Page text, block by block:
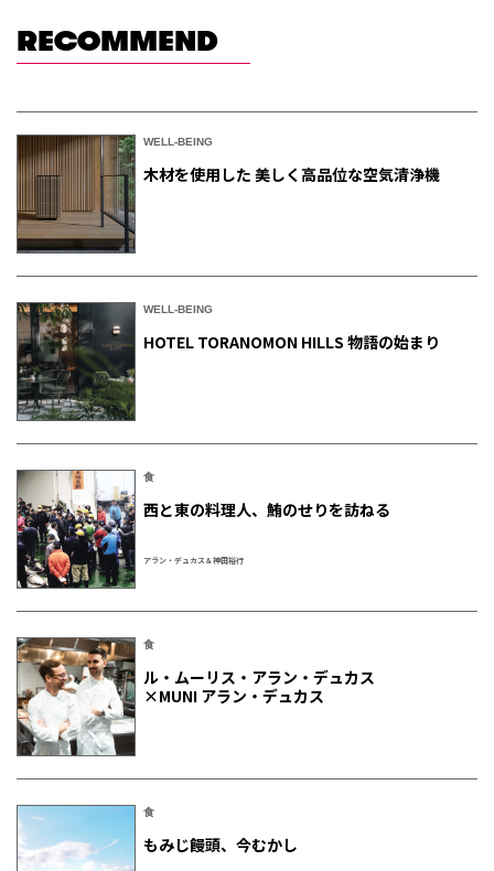
RECOMMEND
WELL-BEING
木材を使用した 美しく高品位な空気清浄機
WELL-BEING
HOTEL TORANOMON HILLS 物語の始まり
食
西と東の料理人、鮪のせりを訪ねる
アラン・デュカス＆神田裕行
食
ル・ムーリス・アラン・デュカス
×MUNI アラン・デュカス
食
もみじ饅頭、今むかし